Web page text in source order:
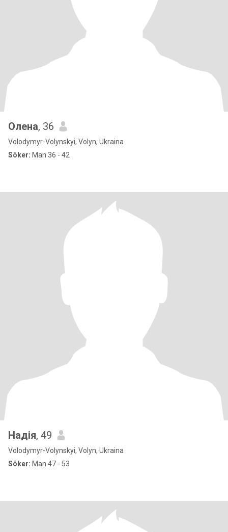
Олена, 36
Volodymyr-Volynskyi, Volyn, Ukraina
Söker: Man 36 - 42
Надія, 49
Volodymyr-Volynskyi, Volyn, Ukraina
Söker: Man 47 - 53